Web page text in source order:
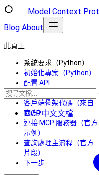
Model Context
Blog About
MCP中文文檔
此頁上
系統要求（Python）
初始化專案（Python）
配置 API
Key（Anthropic）
客戶端骨架代碼（來自
官方）
連接 MCP 服務器（官方
示例）
查詢處理主流程（官方
片段）
下一步